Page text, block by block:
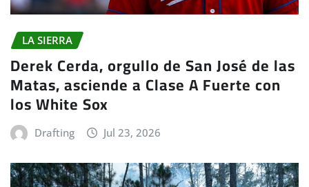
LA SIERRA
Derek Cerda, orgullo de San José de las
Matas, asciende a Clase A Fuerte con
los White Sox
Drafting Jul 23, 2026